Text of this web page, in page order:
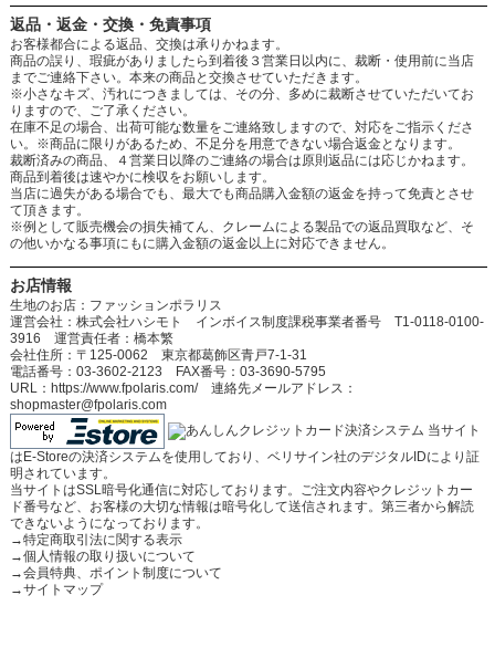
返品・返金・交換・免責事項
お客様都合による返品、交換は承りかねます。
商品の誤り、瑕疵がありましたら到着後３営業日以内に、裁断・使用前に当店
までご連絡下さい。本来の商品と交換させていただきます。
※小さなキズ、汚れにつきましては、その分、多めに裁断させていただいてお
りますので、ご了承ください。
在庫不足の場合、出荷可能な数量をご連絡致しますので、対応をご指示くださ
い。※商品に限りがあるため、不足分を用意できない場合返金となります。
裁断済みの商品、４営業日以降のご連絡の場合は原則返品には応じかねます。
商品到着後は速やかに検収をお願いします。
当店に過失がある場合でも、最大でも商品購入金額の返金を持って免責とさせ
て頂きます。
※例として販売機会の損失補てん、クレームによる製品での返品買取など、そ
の他いかなる事項にもに購入金額の返金以上に対応できません。
お店情報
生地のお店：ファッションポラリス
運営会社：株式会社ハシモト インボイス制度課税事業者番号 T1-0118-0100-
3916 運営責任者：橋本繁
会社住所：〒125-0062 東京都葛飾区青戸7-1-31
電話番号：03-3602-2123 FAX番号：03-3690-5795
URL：https://www.fpolaris.com/ 連絡先メールアドレス：
shopmaster@fpolaris.com
当サイト
はE-Storeの決済システムを使用しており、ベリサイン社のデジタルIDにより証
明されています。
当サイトはSSL暗号化通信に対応しております。ご注文内容やクレジットカー
ド番号など、お客様の大切な情報は暗号化して送信されます。第三者から解読
できないようになっております。
→特定商取引法に関する表示
→個人情報の取り扱いについて
→会員特典、ポイント制度について
→サイトマップ